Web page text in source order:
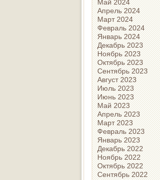
Май 2024
Апрель 2024
Март 2024
Февраль 2024
Январь 2024
Декабрь 2023
Ноябрь 2023
Октябрь 2023
Сентябрь 2023
Август 2023
Июль 2023
Июнь 2023
Май 2023
Апрель 2023
Март 2023
Февраль 2023
Январь 2023
Декабрь 2022
Ноябрь 2022
Октябрь 2022
Сентябрь 2022